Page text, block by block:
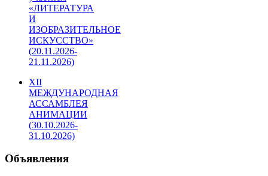
«ЛИТЕРАТУРА
И
ИЗОБРАЗИТЕЛЬНОЕ
ИСКУССТВО»
(20.11.2026-
21.11.2026)
XII
МЕЖДУНАРОДНАЯ
АССАМБЛЕЯ
АНИМАЦИИ
(30.10.2026-
31.10.2026)
Объявления